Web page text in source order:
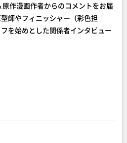
作漫画作者からのコメントをお届
師やフィニッシャー（彩色担
を始めとした関係者インタビュー